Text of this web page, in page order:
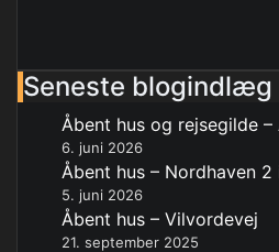
Seneste blogindlæg
Åbent hus og rejsegilde –
6. juni 2026
Åbent hus – Nordhaven 2
5. juni 2026
Åbent hus – Vilvordevej
21. september 2025